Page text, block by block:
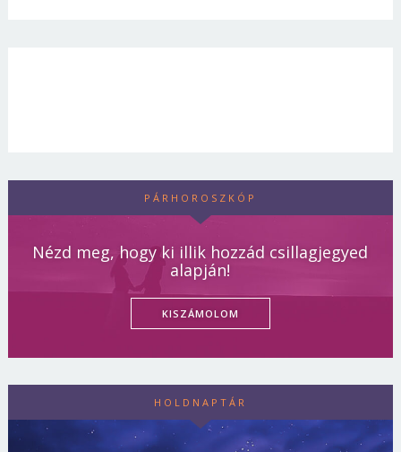
PÁRHOROSZKÓP
Nézd meg, hogy ki illik hozzád csillagjegyed
alapján!
KISZÁMOLOM
HOLDNAPTÁR